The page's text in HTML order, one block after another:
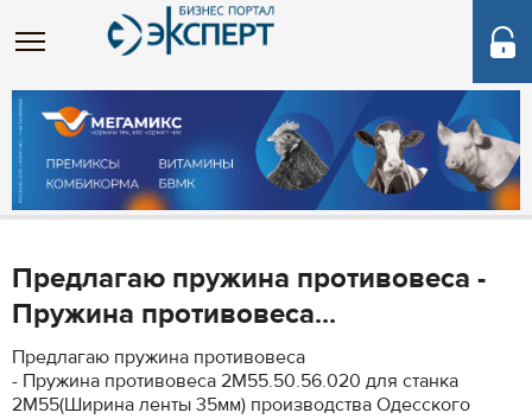
Предлагаю пружина противовеса -
Пружина противовеса...
Предлагаю пружина противовеса
- Пружина противовеса 2М55.50.56.020 для станка
2М55(Ширина ленты 35мм) производства Одесского